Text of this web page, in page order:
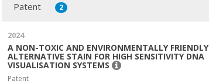
Patent 2
2024
A NON-TOXIC AND ENVIRONMENTALLY FRIENDLY
ALTERNATIVE STAIN FOR HIGH SENSITIVITY DNA
VISUALISATION SYSTEMS
Patent